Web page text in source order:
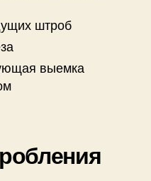
штроб
выемка